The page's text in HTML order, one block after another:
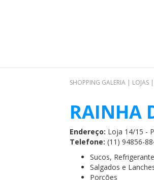
SHOPPING GALERIA | LOJAS |
RAINHA
Endereço: Loja 14/15 -
Telefone: (11) 94856-
Sucos,
Salgados e
Porções